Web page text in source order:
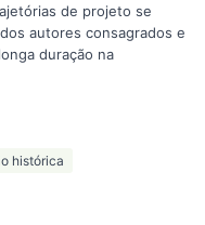
de projeto se
autores consagrados e
duração na
histórica